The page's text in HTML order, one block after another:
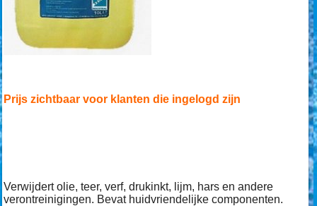
Prijs zichtbaar voor klanten die ingelogd zijn
Verwijdert olie, teer, verf, drukinkt, lijm, hars en andere
verontreinigingen. Bevat huidvriendelijke componenten.